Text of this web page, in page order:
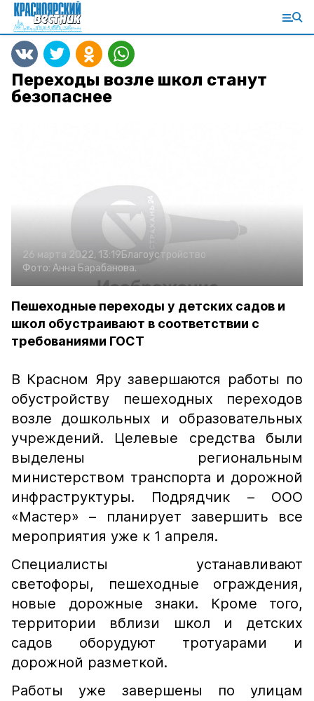
Переходы возле школ станут
безопаснее
26 марта 2022, 13:19Благоустройство
Фото: Анна Барабанова.
Пешеходные переходы у детских садов и
школ обустраивают в соответствии с
требованиями ГОСТ
В Красном Яру завершаются работы по
обустройству пешеходных переходов
возле дошкольных и образовательных
учреждений. Целевые средства были
выделены региональным
министерством транспорта и дорожной
инфраструктуры. Подрядчик – ООО
«Мастер» – планирует завершить все
мероприятия уже к 1 апреля.
Специалисты устанавливают
светофоры, пешеходные ограждения,
новые дорожные знаки. Кроме того,
территории вблизи школ и детских
садов оборудуют тротуарами и
дорожной разметкой.
Работы уже завершены по улицам